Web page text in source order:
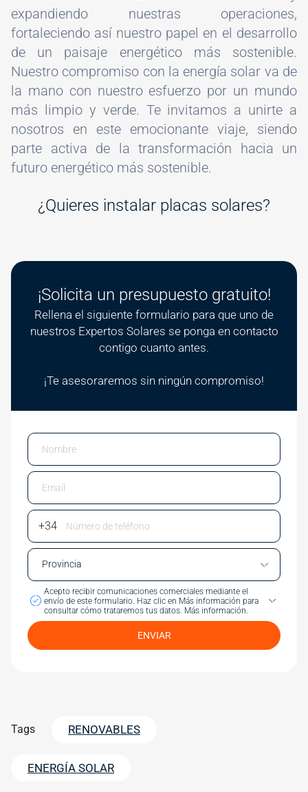
expandiendo nuestras operaciones,
fortaleciendo así nuestro papel en el desarrollo
de un paisaje energético más sostenible.
Nuestro compromiso con la energía solar va de
la mano con nuestro esfuerzo por un mundo
más limpio y verde. Te invitamos a unirte a
nosotros en este emocionante viaje, siendo
parte activa de la transformación hacia un
futuro energético más sostenible.
¿Quieres instalar placas solares?
¡Solicita un presupuesto gratuito!
Rellena el siguiente formulario para que uno de
nuestros Expertos Solares se ponga en contacto
contigo cuanto antes.
¡Te asesoraremos sin ningún compromiso!
Email
Phone Number
Acepto recibir comunicaciones comerciales mediante el
envío de este formulario. Haz clic en Más información para
consultar cómo trataremos tus datos. Más información.
ENVIAR
Tags RENOVABLES
ENERGÍA SOLAR